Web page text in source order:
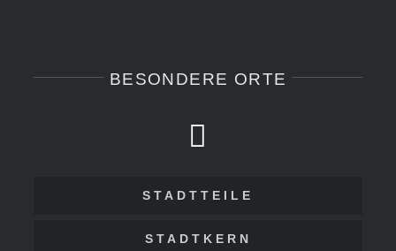
BESONDERE ORTE
STADTTEILE
STADTKERN